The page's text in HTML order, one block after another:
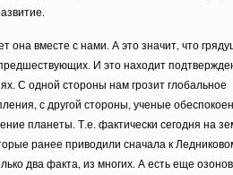
она вместе с нами. А это значит, что
И это находит
С одной стороны нам грозит глобальное
с другой стороны, ученые
планеты. Т.е. фактически сегодня на
ранее приводили сначала к
два факта, из многих. А есть еще